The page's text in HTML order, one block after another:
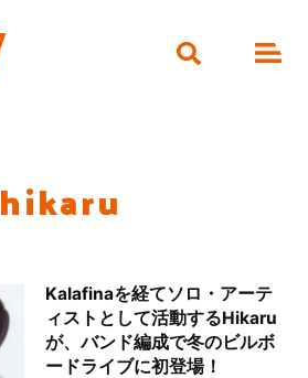
hikaru
Kalafinaを経てソロ・アーテ
ィストとして活動するHikaru
が、バンド編成で冬のビルボ
ードライブに初登場！